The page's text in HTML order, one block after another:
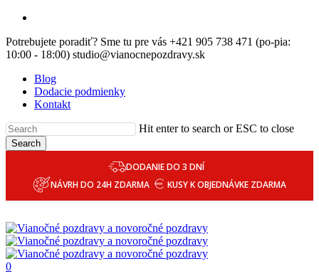
Skip
main
content
Potrebujete poradiť? Sme tu pre vás +421 905 738 471 (po-pia:
10:00 - 18:00) studio@vianocnepozdravy.sk
Blog
Dodacie podmienky
Kontakt
Hit enter to search or ESC to close
Search
DODANIE DO 3 DNÍ
NÁVRH DO 24H ZDARMA
KUSY K OBJEDNÁVKE ZDARMA
0